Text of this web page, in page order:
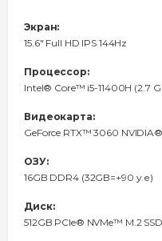
Экран:
15.6″ Full HD IPS 144Hz
Процессор:
Intel® Core™ i5-11400H (2.7
Видеокарта:
GeForce RTX™ 3060
ОЗУ:
16GB DDR4 (32GB=+90 у.е)
Диск:
512GB PCIe® NVMe™ M.2